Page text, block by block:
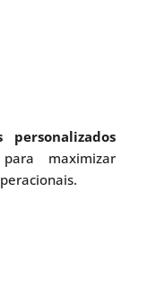
personalizados
maximizar